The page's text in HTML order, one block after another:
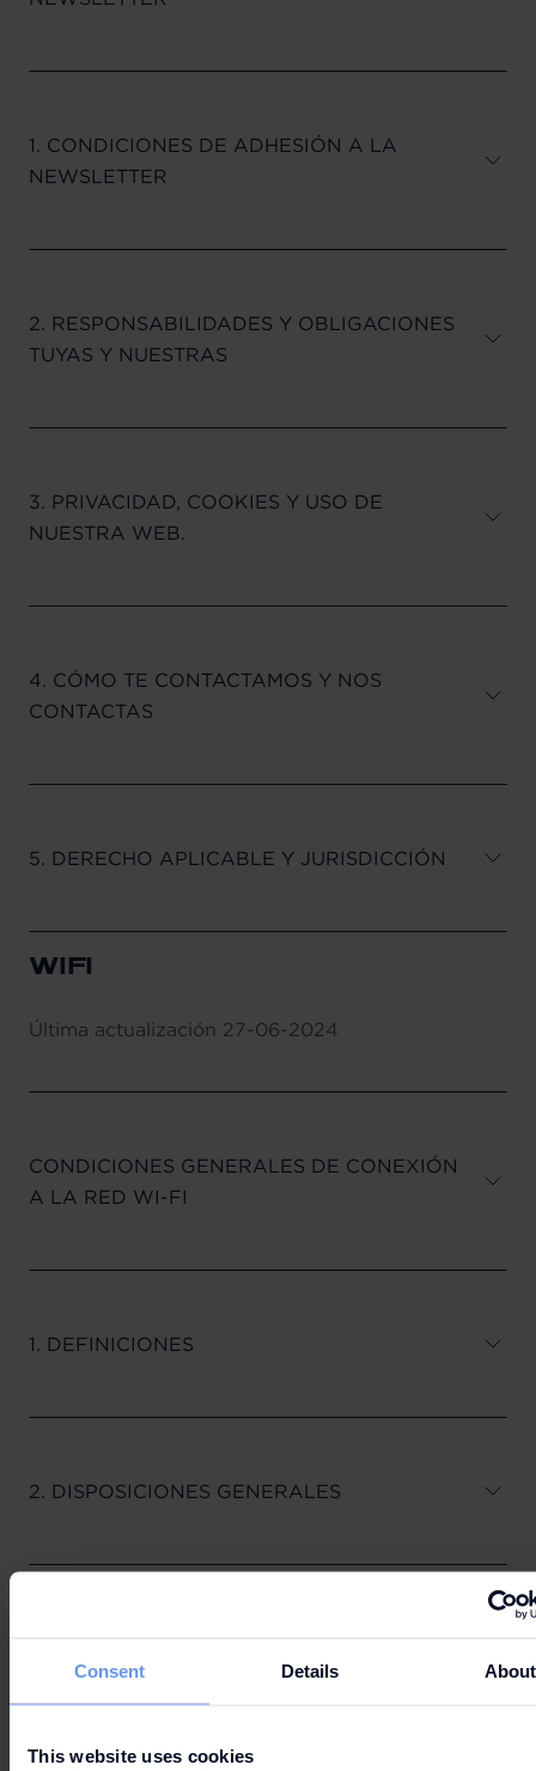
Consent Details About
This website uses cookies
1. CONDICIONES DE ADHESIÓN A LA
NEWSLETTER
2. RESPONSABILIDADES Y OBLIGACIONES
TUYAS Y NUESTRAS
3. PRIVACIDAD, COOKIES Y USO DE
NUESTRA WEB.
4. CÓMO TE CONTACTAMOS Y NOS
CONTACTAS
5. DERECHO APLICABLE Y JURISDICCIÓN
WIFI
Última actualización 27-06-2024
CONDICIONES GENERALES DE CONEXIÓN
A LA RED WI-FI
1. DEFINICIONES
2. DISPOSICIONES GENERALES